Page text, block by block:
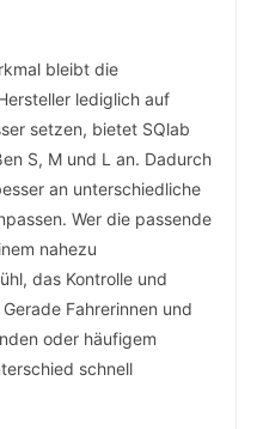
bleibt die
lediglich auf
setzen, bietet SQlab
S, M und L an. Dadurch
an unterschiedliche
Wer die passende
nahezu
das Kontrolle und
Fahrerinnen und
oder häufigem
schnell